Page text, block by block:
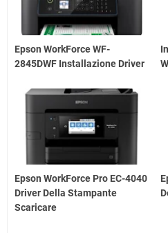
Epson WorkForce WF-
2845DWF Installazione Driver
Epson WorkForce Pro EC-4040
Driver Della Stampante
Scaricare